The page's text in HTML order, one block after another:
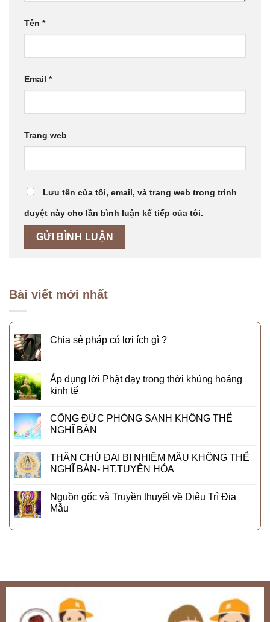
Tên *
Email *
Trang web
Lưu tên của tôi, email, và trang web trong trình
duyệt này cho lần bình luận kế tiếp của tôi.
Bài viết mới nhất
Chia sẻ pháp có lợi ích gì ?
Áp dụng lời Phật dạy trong thời khủng hoảng
kinh tế
CÔNG ĐỨC PHÓNG SANH KHÔNG THỂ
NGHĨ BÀN
THẦN CHÚ ĐẠI BI NHIỆM MẦU KHÔNG THỂ
NGHĨ BÀN- HT.TUYÊN HÓA
Nguồn gốc và Truyền thuyết về Diêu Trì Địa
Mẫu